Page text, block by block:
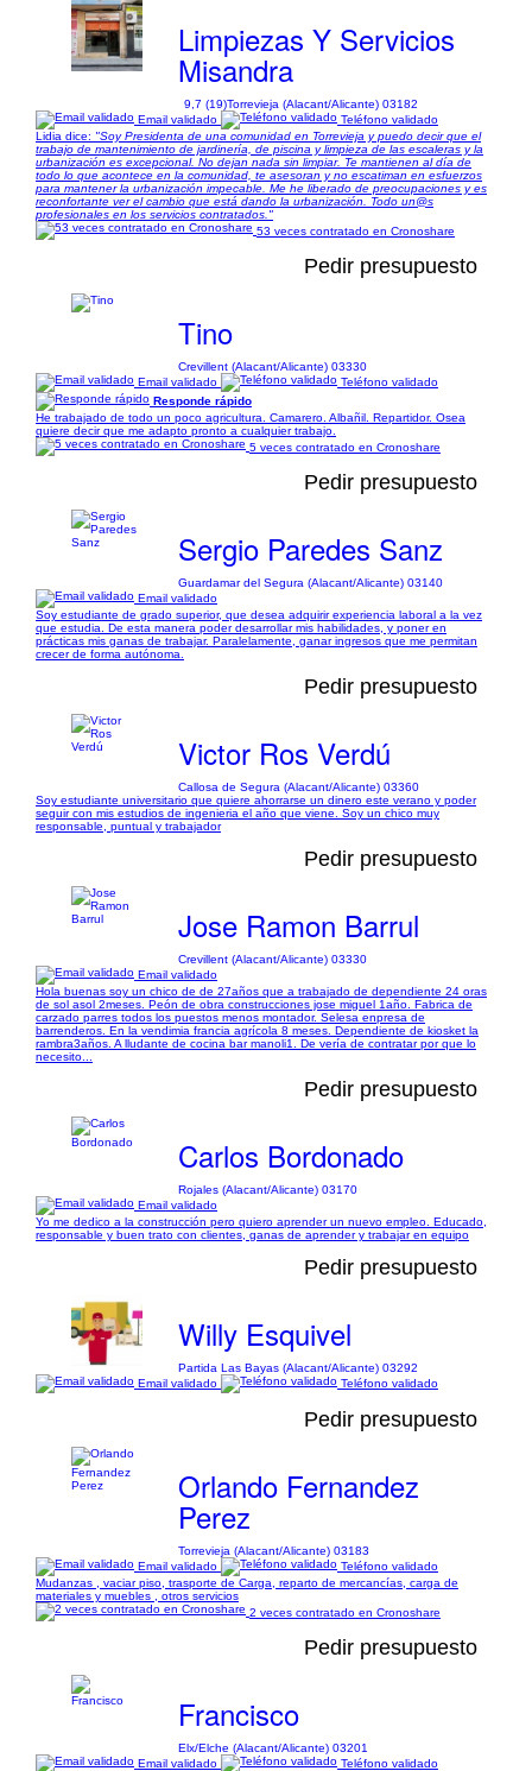
Limpiezas Y Servicios
Misandra
9,7 (19)Torrevieja (Alacant/Alicante) 03182
Email validado
Teléfono validado
Lidia dice: "Soy Presidenta de una comunidad en Torrevieja y puedo decir que el
trabajo de mantenimiento de jardinería, de piscina y limpieza de las escaleras y la
urbanización es excepcional. No dejan nada sin limpiar. Te mantienen al día de
todo lo que acontece en la comunidad, te asesoran y no escatiman en esfuerzos
para mantener la urbanización impecable. Me he liberado de preocupaciones y es
reconfortante ver el cambio que está dando la urbanización. Todo un@s
profesionales en los servicios contratados."
53 veces contratado en Cronoshare
Pedir presupuesto
Tino
Crevillent (Alacant/Alicante) 03330
Email validado
Teléfono validado
Responde rápido
He trabajado de todo un poco agricultura. Camarero. Albañil. Repartidor. Osea
quiere decir que me adapto pronto a cualquier trabajo.
5 veces contratado en Cronoshare
Pedir presupuesto
Sergio Paredes Sanz
Guardamar del Segura (Alacant/Alicante) 03140
Email validado
Soy estudiante de grado superior, que desea adquirir experiencia laboral a la vez
que estudia. De esta manera poder desarrollar mis habilidades, y poner en
prácticas mis ganas de trabajar. Paralelamente, ganar ingresos que me permitan
crecer de forma autónoma.
Pedir presupuesto
Victor Ros Verdú
Callosa de Segura (Alacant/Alicante) 03360
Soy estudiante universitario que quiere ahorrarse un dinero este verano y poder
seguir con mis estudios de ingenieria el año que viene. Soy un chico muy
responsable, puntual y trabajador
Pedir presupuesto
Jose Ramon Barrul
Crevillent (Alacant/Alicante) 03330
Email validado
Hola buenas soy un chico de de 27años que a trabajado de dependiente 24 oras
de sol asol 2meses. Peón de obra construcciones jose miguel 1año. Fabrica de
carzado parres todos los puestos menos montador. Selesa enpresa de
barrenderos. En la vendimia francia agrícola 8 meses. Dependiente de kiosket la
rambra3años. A lludante de cocina bar manoli1. De vería de contratar por que lo
necesito...
Pedir presupuesto
Carlos Bordonado
Rojales (Alacant/Alicante) 03170
Email validado
Yo me dedico a la construcción pero quiero aprender un nuevo empleo. Educado,
responsable y buen trato con clientes, ganas de aprender y trabajar en equipo
Pedir presupuesto
Willy Esquivel
Partida Las Bayas (Alacant/Alicante) 03292
Email validado
Teléfono validado
Pedir presupuesto
Orlando Fernandez
Perez
Torrevieja (Alacant/Alicante) 03183
Email validado
Teléfono validado
Mudanzas , vaciar piso, trasporte de Carga, reparto de mercancías, carga de
materiales y muebles , otros servicios
2 veces contratado en Cronoshare
Pedir presupuesto
Francisco
Elx/Elche (Alacant/Alicante) 03201
Email validado
Teléfono validado